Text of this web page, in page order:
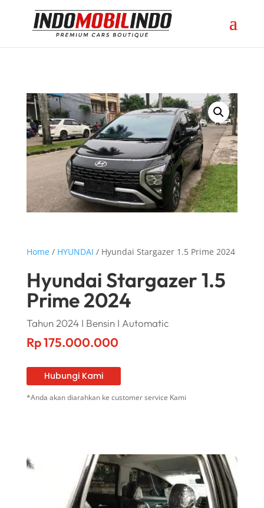
Home/ HYUNDAI / Hyundai Stargazer 1.5 Prime 2024
Hyundai Stargazer 1.5
Prime 2024
Tahun 2024 I Bensin I Automatic
Rp175.000.000
Hubungi Kami
*Anda akan diarahkan ke customer service Kami